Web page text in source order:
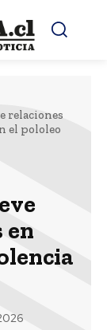
relaciones
el pololeo
en